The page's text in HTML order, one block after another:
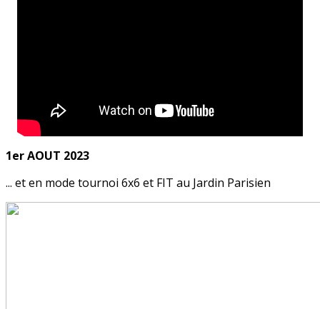
1er AOUT 2023
... et en mode tournoi 6x6 et FIT au Jardin Parisien